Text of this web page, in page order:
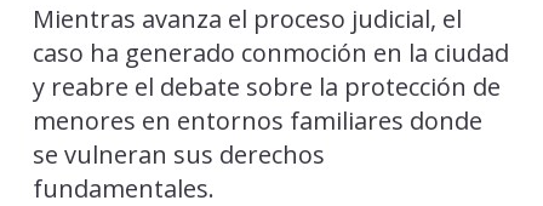
Mientras avanza el proceso judicial, el
caso ha generado conmoción en la ciudad
y reabre el debate sobre la protección de
menores en entornos familiares donde
se vulneran sus derechos
fundamentales.